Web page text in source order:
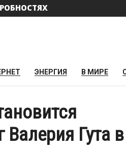
ЭНЕРГИЯ В МИРЕ
Гута в